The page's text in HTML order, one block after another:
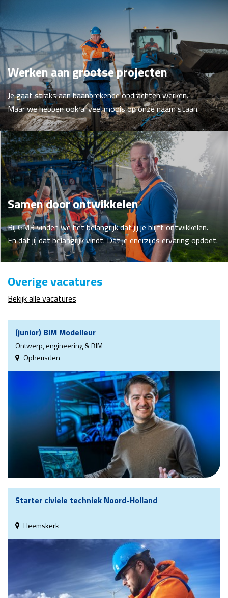
Werken aan grootse projecten
Je gaat straks aan baanbrekende opdrachten werken.
Maar we hebben ook al veel moois op onze naam staan.
Samen door ontwikkelen
Bij GMB vinden we het belangrijk dat jij je blijft ontwikkelen.
En dat jíj dat belangrijk vindt. Dat je enerzijds ervaring opdoet.
Overige vacatures
Bekijk alle vacatures
(junior) BIM Modelleur
Ontwerp, engineering & BIM
Opheusden
Starter civiele techniek Noord-Holland
Heemskerk